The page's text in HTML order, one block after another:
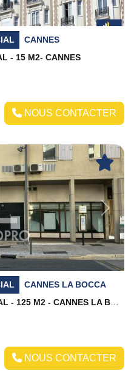
CANNES
- 15 M2- CANNES
NOUS CONTACTER
Next
CANNES LA BOCCA
NOUS CONTACTER